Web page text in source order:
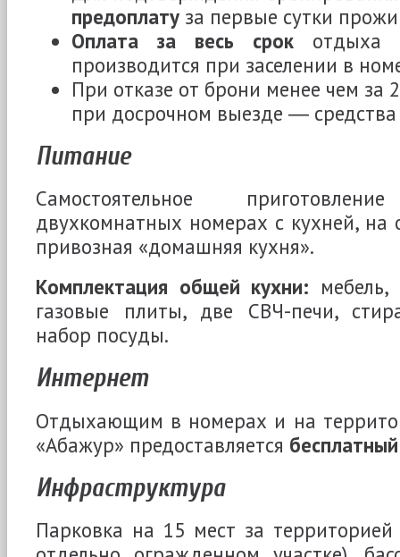
предоплату за первые сутки
Оплата за весь срок отдыха
производится при заселении в
При отказе от брони менее чем за
при досрочном выезде ―
Питание
Самостоятельное
двухкомнатных номерах с кухней, на
привозная «домашняя кухня».
Комплектация общей кухни:
газовые плиты, две СВЧ-печи,
набор посуды.
Интернет
Отдыхающим в номерах и на
«Абажур» предоставляется бесплатный
Инфраструктура
Парковка на 15 мест за территорией